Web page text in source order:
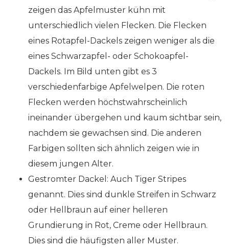
zeigen das Apfelmuster kühn mit
unterschiedlich vielen Flecken. Die Flecken
eines Rotapfel-Dackels zeigen weniger als die
eines Schwarzapfel- oder Schokoapfel-
Dackels. Im Bild unten gibt es 3
verschiedenfarbige Apfelwelpen. Die roten
Flecken werden höchstwahrscheinlich
ineinander übergehen und kaum sichtbar sein,
nachdem sie gewachsen sind. Die anderen
Farbigen sollten sich ähnlich zeigen wie in
diesem jungen Alter.
Gestromter Dackel: Auch Tiger Stripes
genannt. Dies sind dunkle Streifen in Schwarz
oder Hellbraun auf einer helleren
Grundierung in Rot, Creme oder Hellbraun.
Dies sind die häufigsten aller Muster.